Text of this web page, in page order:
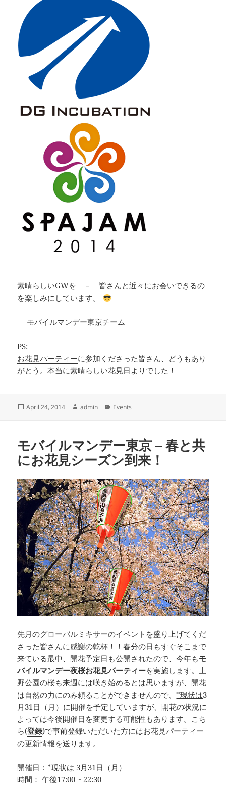
素晴らしいGWを － 皆さんと近々にお会いできるの
を楽しみにしています。
— モバイルマンデー東京チーム
PS:
お花見パーティーに参加くださった皆さん、どうもあり
がとう。本当に素晴らしい花見日よりでした！
Posted
April 24, 2014 Author
admin Categories
Events
モバイルマンデー東京 – 春と共
にお花見シーズン到来！
先月のグローバルミキサーのイベントを盛り上げてくだ
さった皆さんに感謝の乾杯！！春分の日もすぐそこまで
来ている最中、開花予定日も公開されたので、今年もモ
バイルマンデー夜桜お花見パーティーを実施します。上
野公園の桜も来週には咲き始めるとは思いますが、開花
は自然の力にのみ頼ることができませんので、*現状は3
月31日（月）に開催を予定していますが、開花の状況に
よっては今後開催日を変更する可能性もあります。こち
ら(登録)で事前登録いただいた方にはお花見パーティー
の更新情報を送ります。
開催日：*現状は 3月31日（月）
時間： 午後17:00 ~ 22:30